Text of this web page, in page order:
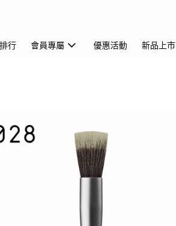
行 會員專屬 優惠活動 新品上市